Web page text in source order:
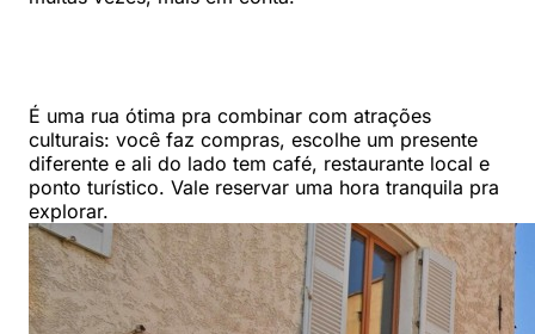
É uma rua ótima pra combinar com atrações
culturais: você faz compras, escolhe um presente
diferente e ali do lado tem café, restaurante local e
ponto turístico. Vale reservar uma hora tranquila pra
explorar.